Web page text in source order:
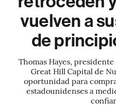
vuelven a
de
Thomas Hayes,
Great Hill Capital de
oportunidad para
estadounidenses a